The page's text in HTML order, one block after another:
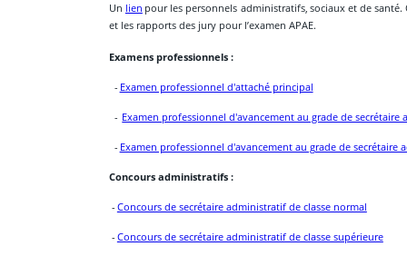
Un lien pour les personnels administratifs, sociaux et de santé.
et les rapports des jury pour l’examen APAE.
Examens professionnels :
  -
Examen professionnel d'attaché principal
  -
Examen professionnel d'avancement au grade de secrétaire
  -
Examen professionnel d'avancement au grade de secrétaire
Concours administratifs :
- Concours de secrétaire administratif de classe normal
- Concours de secrétaire administratif de classe supérieure